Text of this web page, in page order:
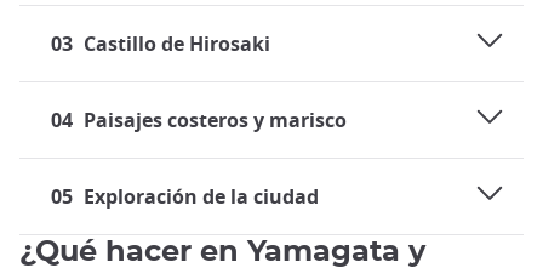
03 Castillo de Hirosaki
04 Paisajes costeros y marisco
05 Exploración de la ciudad
¿Qué hacer en Yamagata y